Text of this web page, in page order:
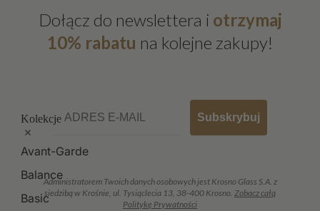
Kolekcje
Avant-Garde
Balance
Basic
Dołącz do newslettera i otrzymaj
10% rabatu na kolejne zakupy!
Subskrybuj
Administratorem Twoich danych osobowych jest Krosno Glass S.A. z
siedzibą w Krośnie, ul. Tysiąclecia 13, 38-400 Krosno. Zobacz całą
Politykę Prywatności